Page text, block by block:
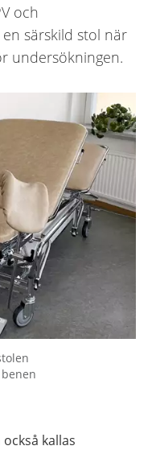
och
särskild stol när
undersökningen.
kallas